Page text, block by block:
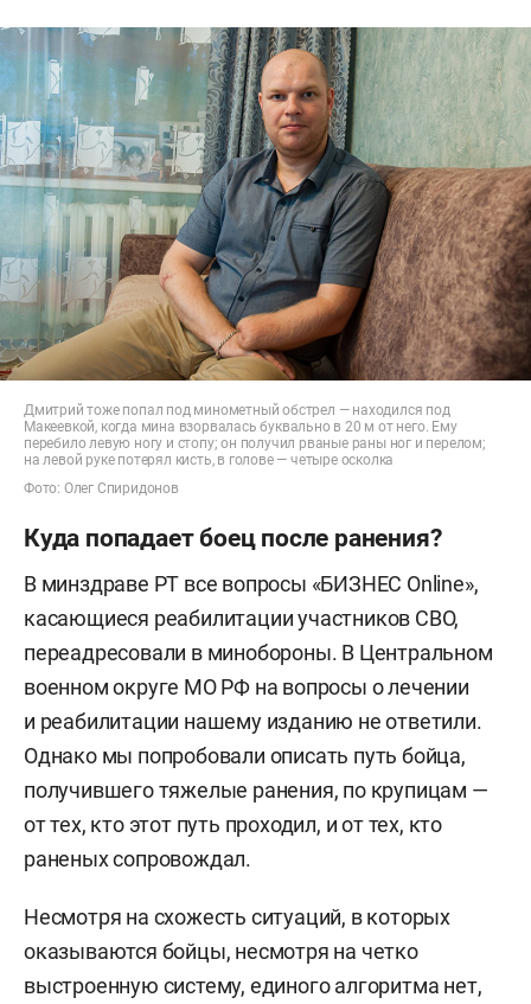
Дмитрий тоже попал под минометный обстрел — находился под
Макеевкой, когда мина взорвалась буквально в 20 м от него. Ему
перебило левую ногу и стопу; он получил рваные раны ног и перелом;
на левой руке потерял кисть, в голове — четыре осколка
Фото: Олег Спиридонов
Куда попадает боец после ранения?
В минздраве РТ все вопросы «БИЗНЕС Online»,
касающиеся реабилитации участников СВО,
переадресовали в минобороны. В Центральном
военном округе МО РФ на вопросы о лечении
и реабилитации нашему изданию не ответили.
Однако мы попробовали описать путь бойца,
получившего тяжелые ранения, по крупицам —
от тех, кто этот путь проходил, и от тех, кто
раненых сопровождал.
Несмотря на схожесть ситуаций, в которых
оказываются бойцы, несмотря на четко
выстроенную систему, единого алгоритма нет,